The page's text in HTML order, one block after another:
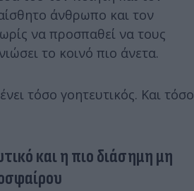
άνθρωπο και τον
να προσπαθεί να τους
το κοινό πιο άνετα.
τόσο γοητευτικός. Και τόσο
και η πιο διάσημη μη